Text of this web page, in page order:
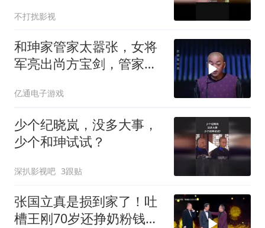
不打扰影视
和珅家管家太嚣张，女将
军亮出尚方宝剑，管家便
亿通电子游戏
少个纪晓岚，没多大事，
少个和珅试试？
深扒影视吧 3跟贴
张国立真是损到家了！吐
槽王刚70岁还挣奶粉钱，